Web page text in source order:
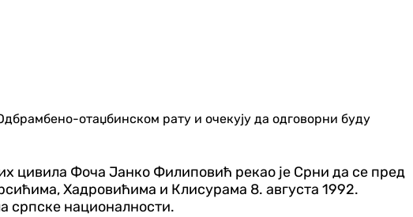
отаџбинском рату и очекују да одговорни буду
цивила Фоча Јанко Филиповић рекао је Срни да се пред
Хадровићима и Клисурама 8. августа 1992.
српске националности.